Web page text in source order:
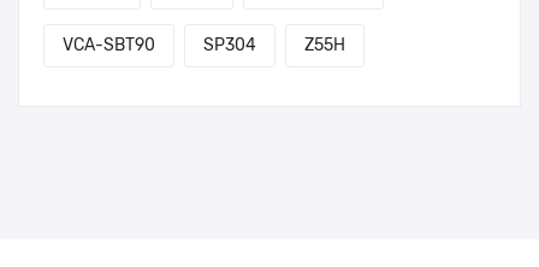
VCA-SBT90 SP304 Z55H